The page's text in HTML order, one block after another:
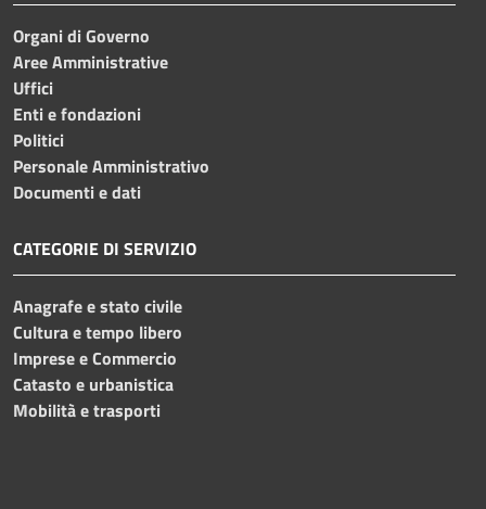
Organi di Governo
Aree Amministrative
Uffici
Enti e fondazioni
Politici
Personale Amministrativo
Documenti e dati
CATEGORIE DI SERVIZIO
Anagrafe e stato civile
Cultura e tempo libero
Imprese e Commercio
Catasto e urbanistica
Mobilità e trasporti